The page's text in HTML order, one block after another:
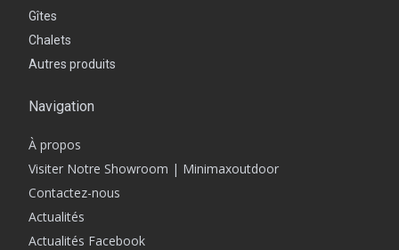
Gîtes
Chalets
Autres produits
Navigation
À propos
Visiter Notre Showroom | Minimaxoutdoor
Contactez-nous
Actualités
Actualités Facebook